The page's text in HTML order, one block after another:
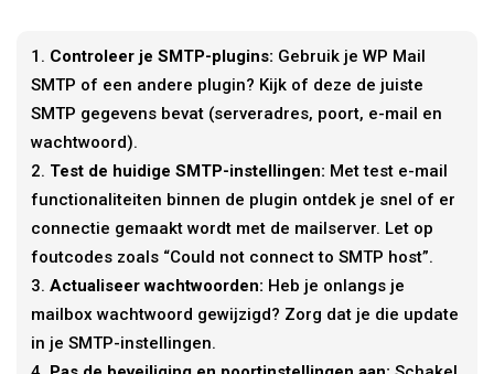
Controleer je SMTP-plugins: Gebruik je WP Mail
SMTP of een andere plugin? Kijk of deze de juiste
SMTP gegevens bevat (serveradres, poort, e-mail en
wachtwoord).
Test de huidige SMTP-instellingen: Met test e-mail
functionaliteiten binnen de plugin ontdek je snel of er
connectie gemaakt wordt met de mailserver. Let op
foutcodes zoals “Could not connect to SMTP host”.
Actualiseer wachtwoorden: Heb je onlangs je
mailbox wachtwoord gewijzigd? Zorg dat je die update
in je SMTP-instellingen.